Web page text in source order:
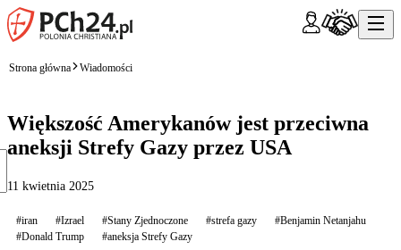
Strona główna Wiadomości
Większość Amerykanów jest przeciwna
aneksji Strefy Gazy przez USA
11 kwietnia 2025
#iran #Izrael #Stany Zjednoczone #strefa gazy
#Benjamin Netanjahu
#Donald Trump
#aneksja Strefy Gazy